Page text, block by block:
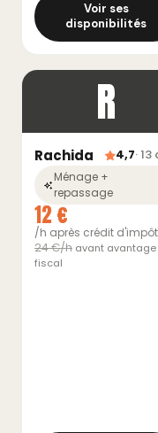
Voir ses
disponibilités
R
Rachida 4,7·
Ménage +
repassage
12 €
/h après crédit d'impôt
24 €/h avant avantage
fiscal